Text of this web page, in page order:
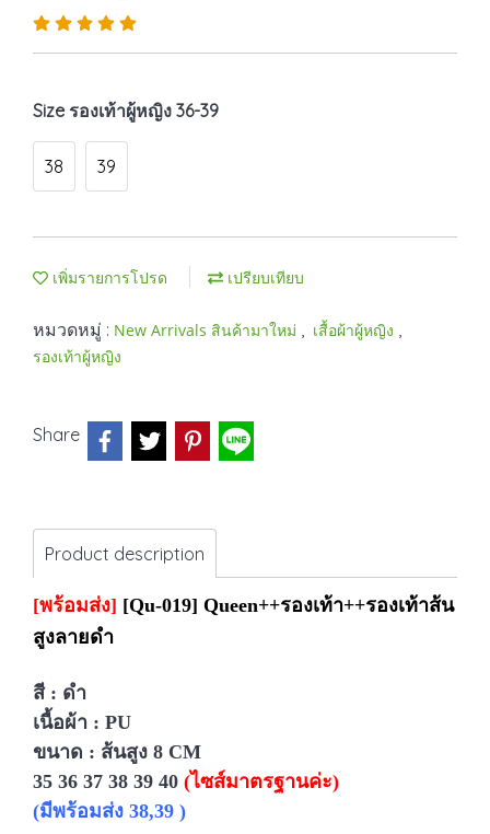
Size รองเท้าผู้หญิง 36-39
38 39
เพิ่มรายการโปรด เปรียบเทียบ
หมวดหมู่ : New Arrivals สินค้ามาใหม่ , เสื้อผ้าผู้หญิง ,
รองเท้าผู้หญิง
Share
Product description
[พร้อมส่ง] [Qu-019] Queen++รองเท้า++รองเท้าส้น
สูงลายดำ
สี : ดำ
เนื้อผ้า : PU
ขนาด : ส้นสูง 8 CM
35 36 37 38 39 40 (ไซส์มาตรฐานค่ะ)
(มีพร้อมส่ง 38,39 )